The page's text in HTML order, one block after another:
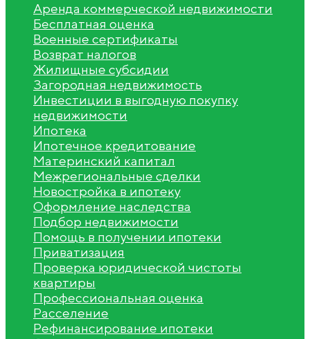
Аренда коммерческой недвижимости
Бесплатная оценка
Военные сертификаты
Возврат налогов
Жилищные субсидии
Загородная недвижимость
Инвестиции в выгодную покупку
недвижимости
Ипотека
Ипотечное кредитование
Материнский капитал
Межрегиональные сделки
Новостройка в ипотеку
Оформление наследства
Подбор недвижимости
Помощь в получении ипотеки
Приватизация
Проверка юридической чистоты
квартиры
Профессиональная оценка
Расселение
Рефинансирование ипотеки